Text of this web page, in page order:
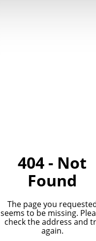
404 - Not
Found
The page you
seems to be missing.
check the address and
again.